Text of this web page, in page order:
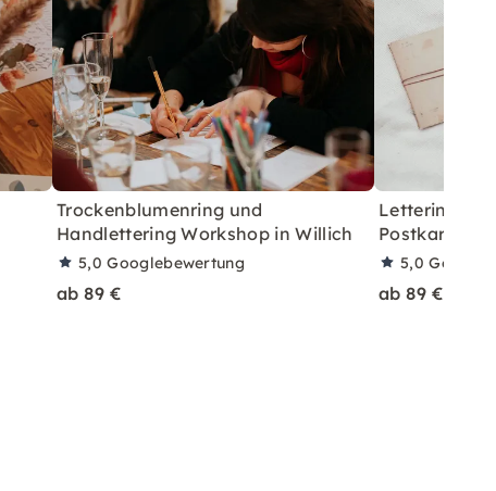
Trockenblumenring und
Handlettering Workshop in Willich
5,0Googlebewertung
ab 89 €
Lettering &
Postkarten
5,0
ab 89 €